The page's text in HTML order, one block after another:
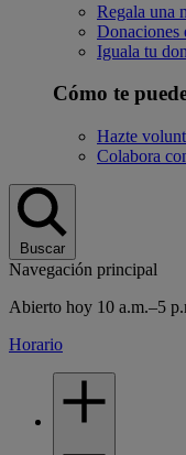
Regala una
Donaciones
Iguala tu
Cómo te
Hazte
Colabora
Buscar
Navegación principal
Abierto hoy 10 a.m.–5
Horario